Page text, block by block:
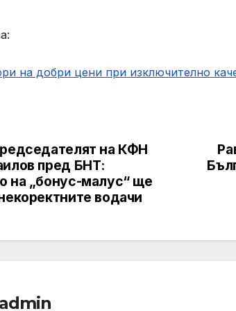
на добри цени при изключително
на КФН
пред БНТ:
на „бонус-малус“ ще
водачи
admin